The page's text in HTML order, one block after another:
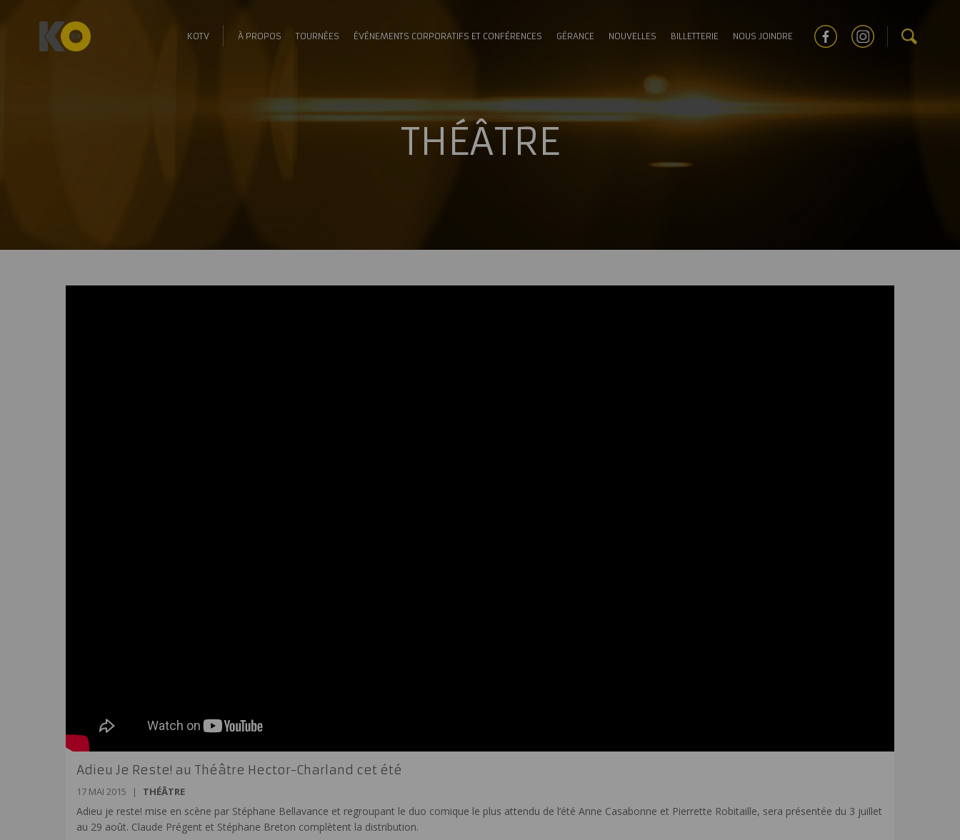
KOTV À PROPOS TOURNÉES ÉVÉNEMENTS CORPORATIFS ET CONFÉRENCES GÉRANCE NOUVELLES BILLETTERIE NOUS JOINDRE
THÉÂTRE
Adieu Je Reste! au Théâtre Hector-Charland cet été
17 MAI 2015 | THÉÂTRE
Adieu je reste! mise en scène par Stéphane Bellavance et regroupant le duo comique le plus attendu de l’été Anne Casabonne et Pierrette Robitaille, sera présentée du 3 juillet
au 29 août. Claude Prégent et Stéphane Breton complètent la distribution.